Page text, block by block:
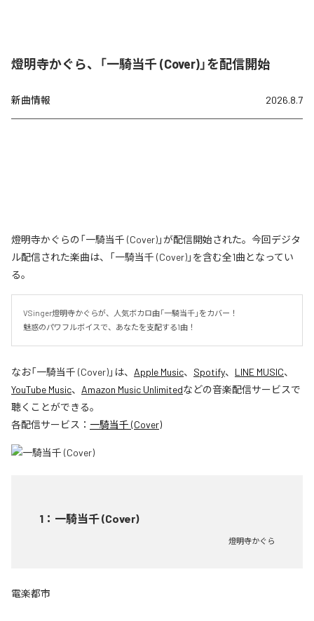
燈明寺かぐら、「一騎当千 (Cover)」を配信開始
新曲情報 2026.8.7
燈明寺かぐらの「一騎当千 (Cover)」が配信開始された。今回デジタ
ル配信された楽曲は、「一騎当千 (Cover)」を含む全1曲となってい
る。
VSinger燈明寺かぐらが、人気ボカロ曲「一騎当千」をカバー！
魅惑のパワフルボイスで、あなたを支配する1曲！
なお「一騎当千 (Cover)」は、 Apple Music、 Spotify、 LINE MUSIC、
YouTube Music、 Amazon Music Unlimitedなどの音楽配信サービスで
聴くことができる。
各配信サービス： 一騎当千 (Cover)
1 ： 一騎当千 (Cover)
燈明寺かぐら
電楽都市